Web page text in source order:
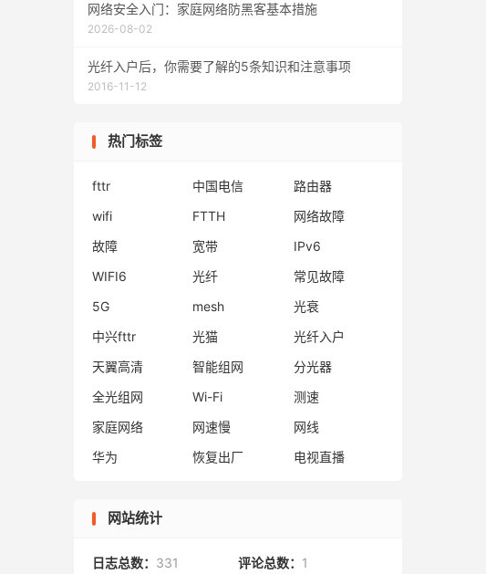
网络安全入门：家庭网络防黑客基本措施
2026-08-02
光纤入户后，你需要了解的5条知识和注意事项
2016-11-12
热门标签
fttr 中国电信
路由器
wifi
FTTH
网络故障
故障
宽带
IPv6
WIFI6
光纤
常见故障
5G
mesh
光衰
中兴fttr
光猫
光纤入户
天翼高清
智能组网
分光器
全光组网
Wi-Fi
测速
家庭网络
网速慢
网线
华为
恢复出厂 电视直播
网站统计
日志总数： 331 评论总数： 1